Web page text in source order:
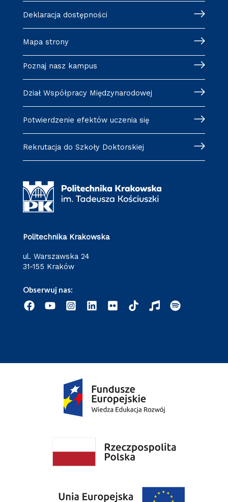
Deklaracja dostępności
Mapa strony
Poznaj nasz kampus
Dział Współpracy Międzynarodowej
Potwierdzenie efektów uczenia się
Rekrutacja do Szkoły Doktorskiej
Politechnika Krakowska
ul. Warszawska 24
31-155 Kraków
Obserwuj nas: